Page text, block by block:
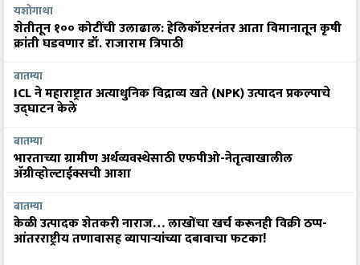
यशोगाथा
शेतीतून १०० कोटींची उलाढाल: हेलिकॉप्टरनंतर आता विमानातून कृषी
क्रांती घडवणार डॉ. राजाराम त्रिपाठी
बातम्या
ICL ने महाराष्ट्रात अत्याधुनिक विद्राव्य खते (NPK) उत्पादन प्रकल्पाचे
उद्घाटन केले
बातम्या
भारताच्या ग्रामीण अर्थव्यवस्थेसाठी एफपीओ-नेतृत्वाखालील
अ‍ॅग्रीव्होल्टाईक्सची आशा
बातम्या
केळी उत्पादक शेतकरी नाराज… लाखोंचा खर्च करूनही विक्री ठप्प-
आंतरराष्ट्रीय तणावासह व्यापाऱ्यांच्या दबावाचा फटका!